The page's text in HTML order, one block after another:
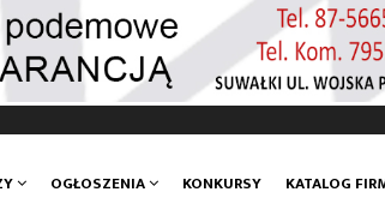
OGŁOSZENIA KONKURSY KATALOG